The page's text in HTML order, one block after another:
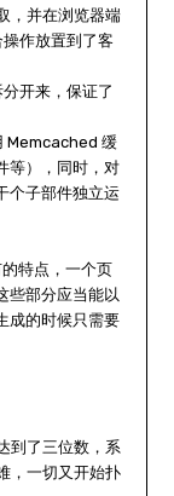
，并在浏览器端
作放置到了客
开来，保证了
Memcached 缓
等），同时，对
个子部件独立运
特点，一个页
些部分应当能以
成的时候只需要
到了三位数，系
，一切又开始扑